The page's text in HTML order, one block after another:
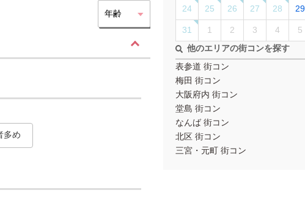
多め
24 25 26 27 28 29
31 1 2 3 4 5
他のエリアの街コンを探す
表参道 街コン
梅田 街コン
大阪府内 街コン
堂島 街コン
なんば 街コン
北区 街コン
三宮・元町 街コン